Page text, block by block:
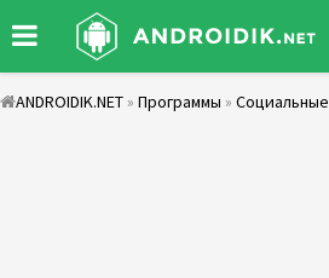
ANDROIDIK.NET » Программы » Социальные